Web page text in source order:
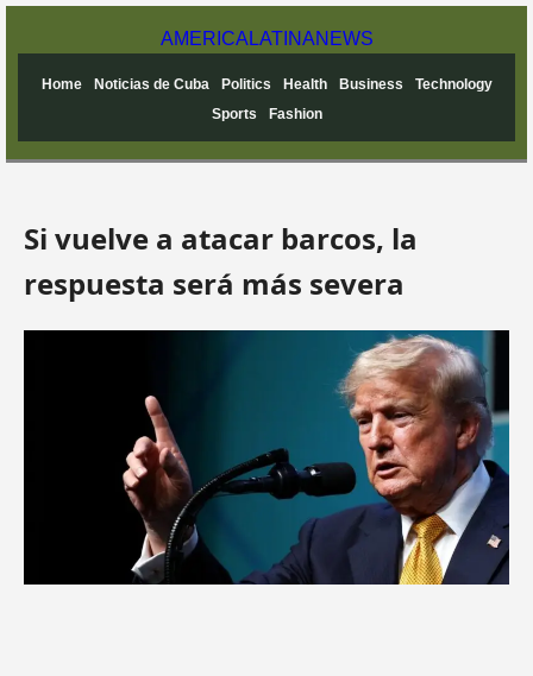
AMERICA LATINANEWS
Home Noticias de Cuba Politics Health Business
Technology
Sports
Fashion
Si vuelve a atacar barcos, la
respuesta será más severa